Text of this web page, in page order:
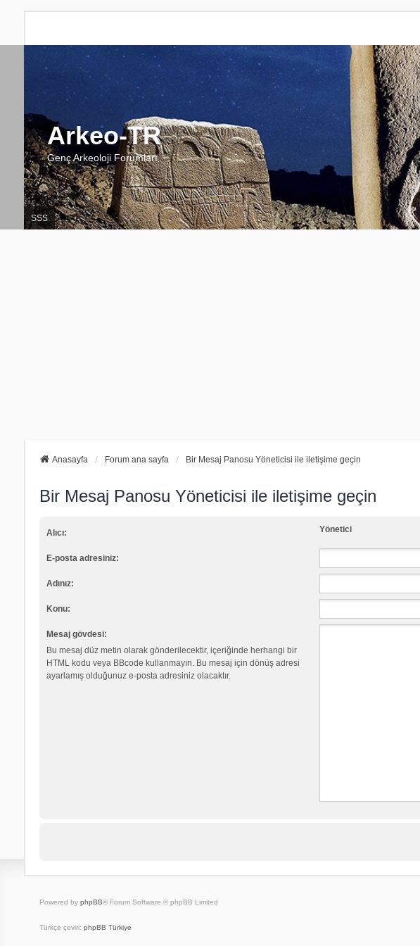
Arkeo-TR
Genç Arkeoloji Forumları
SSS
Anasayfa Forum ana sayfa Bir Mesaj Panosu Yöneticisi ile iletişime geçin
Bir Mesaj Panosu Yöneticisi ile iletişime geçin
Alıcı: Yönetici
E-posta adresiniz:
Adınız:
Konu:
Mesaj gövdesi:
Bu mesaj düz metin olarak gönderilecektir, içeriğinde herhangi bir
HTML kodu veya BBcode kullanmayın. Bu mesaj için dönüş adresi
ayarlamış olduğunuz e-posta adresiniz olacaktır.
Powered by phpBB® Forum Software © phpBB Limited
Türkçe çeviri: phpBB Türkiye